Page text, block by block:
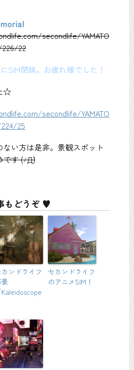
secondlife/YAMATO
22
SIM閉鎖。お疲れ様でした！
☆
secondlife/YAMATO
25
ない方は是非。景観スポット
す (ﾉД`)
もどうぞ ♥
ンドライフ
Kaleidoscope
セカンドライフ
のアニメSIM！